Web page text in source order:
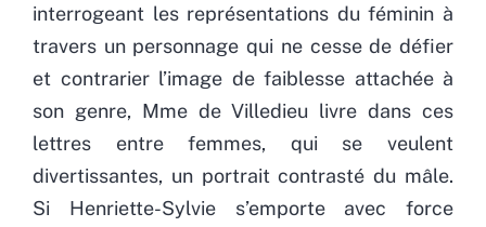
interrogeant les représentations du féminin à
travers un personnage qui ne cesse de défier
et contrarier l’image de faiblesse attachée à
son genre, Mme de Villedieu livre dans ces
lettres entre femmes, qui se veulent
divertissantes, un portrait contrasté du mâle.
Si Henriette-Sylvie s’emporte avec force